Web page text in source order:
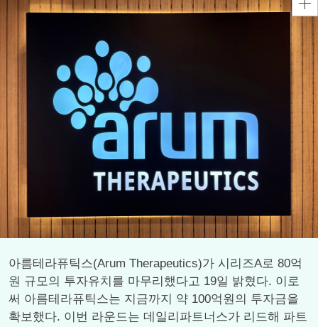
아름테라퓨틱스(Arum Therapeutics)가 시리즈A로 80억
원 규모의 투자유치를 마무리했다고 19일 밝혔다. 이로
써 아름테라퓨틱스는 지금까지 약 100억원의 투자금을
확보했다. 이번 라운드는 데일리파트너스가 리드해 파트